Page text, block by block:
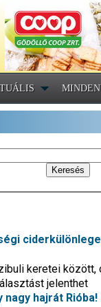
keretei
jelenthet
nagy hajrát Rióba!